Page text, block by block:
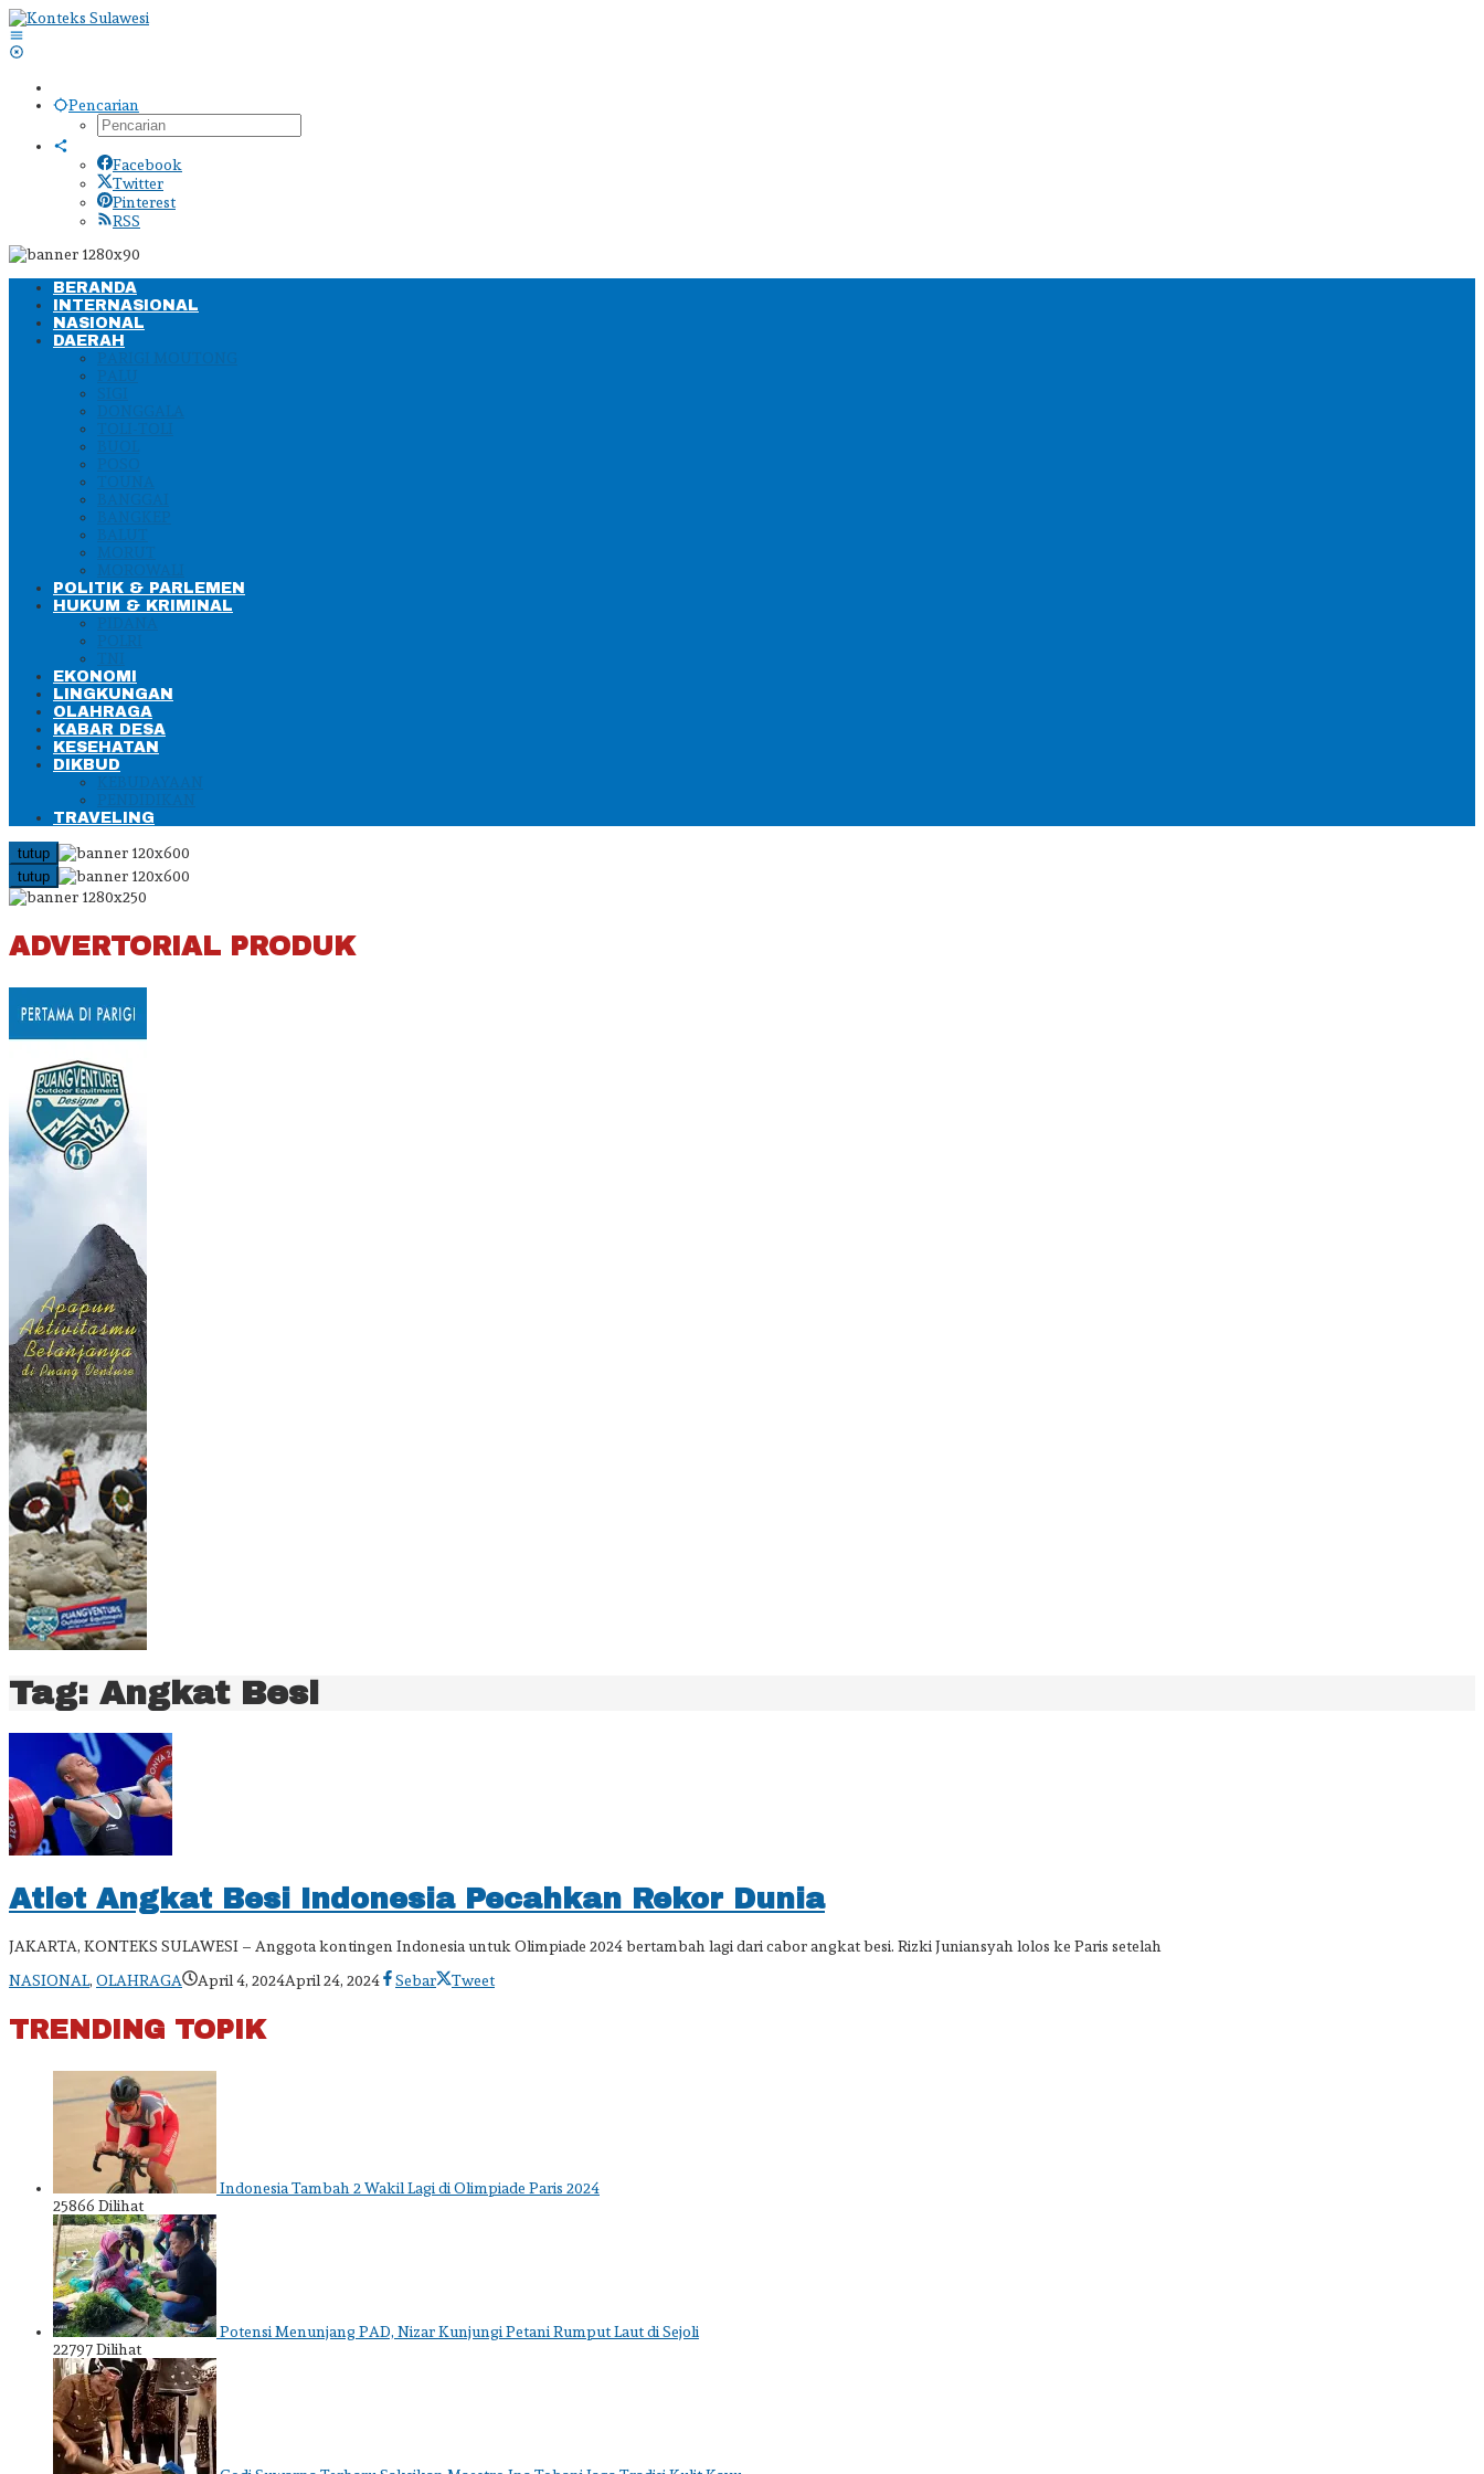
Lewati
ke
konten
Pencarian
Facebook
Twitter
Pinterest
RSS
BERANDA
INTERNASIONAL
NASIONAL
DAERAH
PARIGI MOUTONG
PALU
SIGI
DONGGALA
TOLI-TOLI
BUOL
POSO
TOUNA
BANGGAI
BANGKEP
BALUT
MORUT
MOROWALI
POLITIK & PARLEMEN
HUKUM & KRIMINAL
PIDANA
POLRI
TNI
EKONOMI
LINGKUNGAN
OLAHRAGA
KABAR DESA
KESEHATAN
DIKBUD
KEBUDAYAAN
PENDIDIKAN
TRAVELING
tutup
tutup
ADVERTORIAL PRODUK
Tag: Angkat Besi
Atlet Angkat Besi Indonesia Pecahkan Rekor Dunia
JAKARTA, KONTEKS SULAWESI – Anggota kontingen Indonesia untuk Olimpiade 2024 bertambah lagi dari cabor angkat besi. Rizki Juniansyah lolos ke Paris setelah
NASIONAL, OLAHRAGA April 4, 2024April 24, 2024olehSebar Tweet
TRENDING TOPIK
Indonesia Tambah 2 Wakil Lagi di Olimpiade Paris 2024
25866 Dilihat
Potensi Menunjang PAD, Nizar Kunjungi Petani Rumput Laut di Sejoli
22797 Dilihat